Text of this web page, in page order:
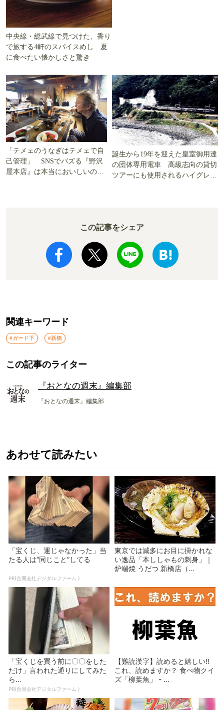
中央線・総武線で見つけた、香り
で旅する4軒のスパイスめし 夏
に食べたい懐かしさと驚き
「テメェのうなぎはテメェで自
己管理」 SNSでバズる『野沢
屋本店』は本当においしいの
誕生から19年を迎えた皇室御用達
の団体専用電車 高級志向の貸切
ツアーにも使用されるハイグレー
この記事をシェア
関連キーワード
#ガード下 #新橋
この記事のライター
『おとなの週末』編集部
『おとなの週末』編集部
あわせて読みたい
「宝くじ、運じゃなかった」当
たる人は“同じこと”してる
PR(合同会社デジタルファーム )
東京では滅多にお目に掛かれな
い逸品「本ししゃもの刺身」｜
炉端焼 うだつ 新橋店（...
「宝くじを買う前に〇〇をした
だけ」言われた通りにしてみた
ら…
PR(合同会社デジタルファーム )
【難読漢字】読めると嬉しい!!
これ、読めますか？ 食べ物クイ
ズ「柳葉魚」 - ...